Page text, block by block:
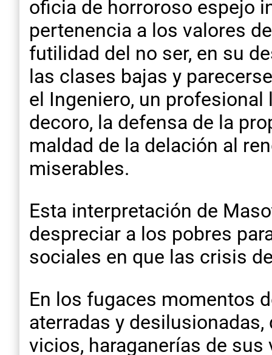
oficia de horroroso espejo
pertenencia a los valores
futilidad del no ser, en su
las clases bajas y
el Ingeniero, un
decoro, la defensa de la
maldad de la delación al
miserables.
Esta interpretación de
despreciar a los pobres
sociales en que las crisis
En los fugaces momentos
aterradas y
vicios, haraganerías de